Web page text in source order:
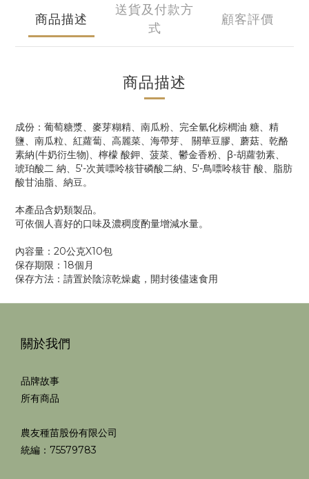
商品描述
送貨及付款方
式
顧客評價
商品描述
成份：葡萄糖漿、麥芽糊精、南瓜粉、完全氫化棕櫚油 糖、精
鹽、南瓜粒、紅蘿蔔、高麗菜、海帶芽、 關華豆膠、蘑菇、乾酪
素納(牛奶衍生物)、檸檬 酸鉀、菠菜、鬱金香粉、β-胡蘿勃素、
琥珀酸二 納、5′-次黃嘌呤核苷磷酸二納、5′-鳥嘌呤核苷 酸、脂肪
酸甘油脂、納豆。
本產品含奶類製品。
可依個人喜好的口味及濃稠度酌量增減水量。
內容量：20公克X10包
保存期限：18個月
保存方法：請置於陰涼乾燥處，開封後儘速食用
關於我們
品牌故事
所有商品
農友種苗股份有限公司
統編：75579783